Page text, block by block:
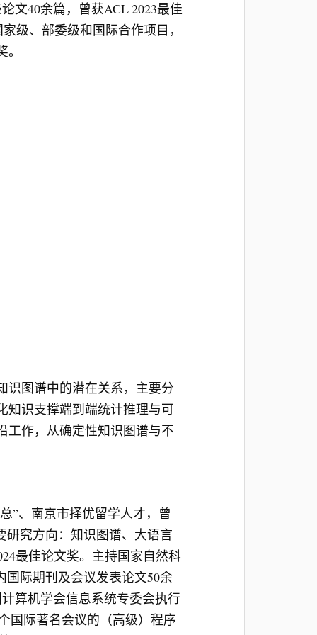
文40余篇，曾获ACL 2023最佳
级、部委级和国际合作项目，
识图谱中的潜在关系，主要分
知识支撑端到端统计推理与可
工作，从确定性知识图谱与不
”、南京市择优留学人才，曾
研究方向：知识图谱、大语言
最佳论文奖。主持国家自然科
际期刊及会议发表论文50余
算机学会信息系统专委会执行
国际著名会议的（高级）程序